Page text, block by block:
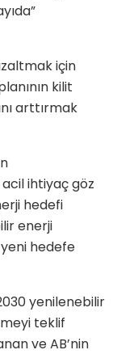
için
kilit
arttırmak
acil ihtiyaç göz
hedefi
enerji
hedefe
yenilenebilir
teklif
ve AB’nin